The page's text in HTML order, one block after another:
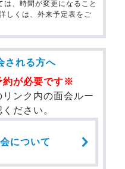
、時間が変更になること
しくは、外来予定表をご
される方へ
が必要です※
ンク内の面会ルー
ださい。
について